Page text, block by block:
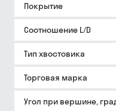
Покрытие
Соотношение L/D
Тип хвостовика
Торговая марка
Угол при вершине,